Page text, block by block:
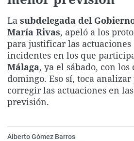
La subdelegada del
María Rivas, apeló a los
para justificar las
incidentes en los que
Málaga, ya el sábado, con los
domingo. Eso sí, toca
corregir las actuaciones en
previsión.
Alberto Gómez Barros